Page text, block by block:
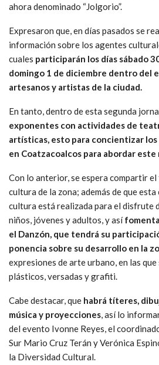
ahora denominado “Jolgorio”.
Expresaron que, en días pasados se
información sobre los agentes
cuales participarán los días sábado
domingo 1 de diciembre dentro del
artesanos y artistas de la ciudad.
En tanto, dentro de esta segunda
exponentes con actividades de
artísticas, esto para concientizar
en Coatzacoalcos para abordar este
Con lo anterior, se espera compartir
cultura de la zona; además de que
cultura está realizada para el disfrute
niños, jóvenes y adultos, y así
el Danzón, que tendrá su
ponencia sobre su desarrollo en la
expresiones de arte urbano, en las
plásticos, versadas y grafiti.
Cabe destacar, que habrá títeres,
música y proyecciones, así lo
del evento Ivonne Reyes, el
Sur Mario Cruz Terán y Verónica
la Diversidad Cultural.